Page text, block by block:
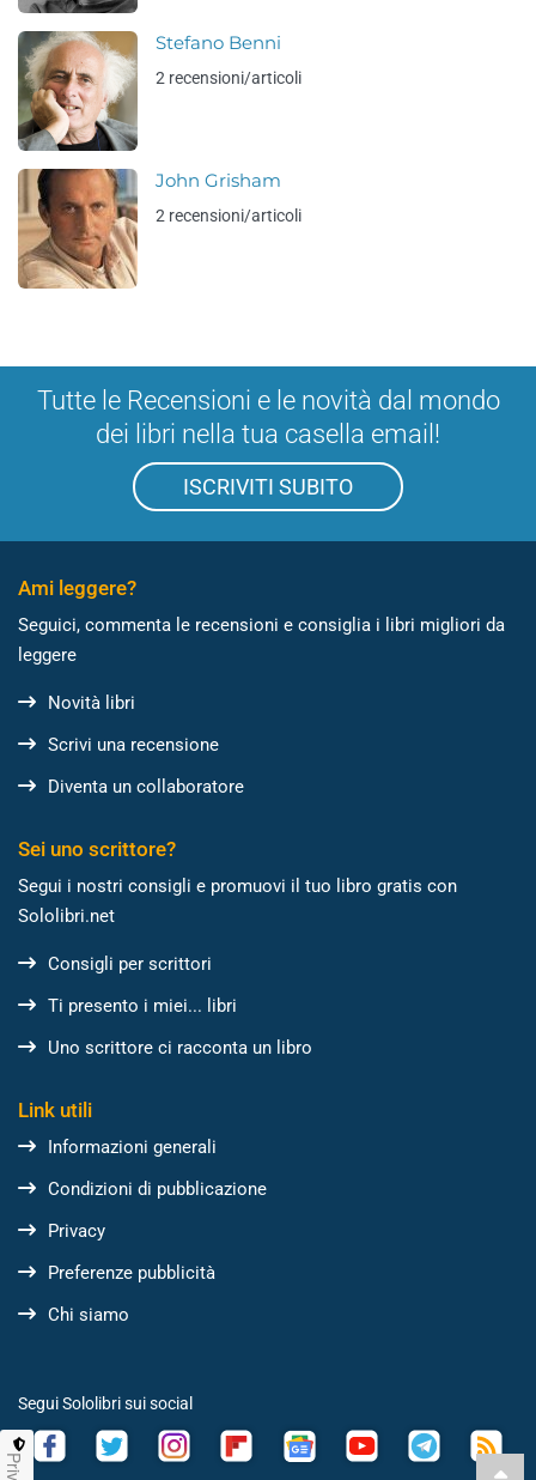
Stefano Benni
2 recensioni/articoli
John Grisham
2 recensioni/articoli
Tutte le Recensioni e le novità dal mondo
dei libri nella tua casella email!
ISCRIVITI SUBITO
Ami leggere?
Seguici, commenta le recensioni e consiglia i libri migliori da
leggere
Novità libri
Scrivi una recensione
Diventa un collaboratore
Sei uno scrittore?
Segui i nostri consigli e promuovi il tuo libro gratis con
Sololibri.net
Consigli per scrittori
Ti presento i miei... libri
Uno scrittore ci racconta un libro
Link utili
Informazioni generali
Condizioni di pubblicazione
Privacy
Preferenze pubblicità
Chi siamo
Segui Sololibri sui social